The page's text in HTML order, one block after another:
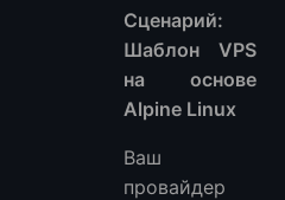
Сценарий:
Шаблон VPS
на основе
Alpine Linux
Ваш
провайдер